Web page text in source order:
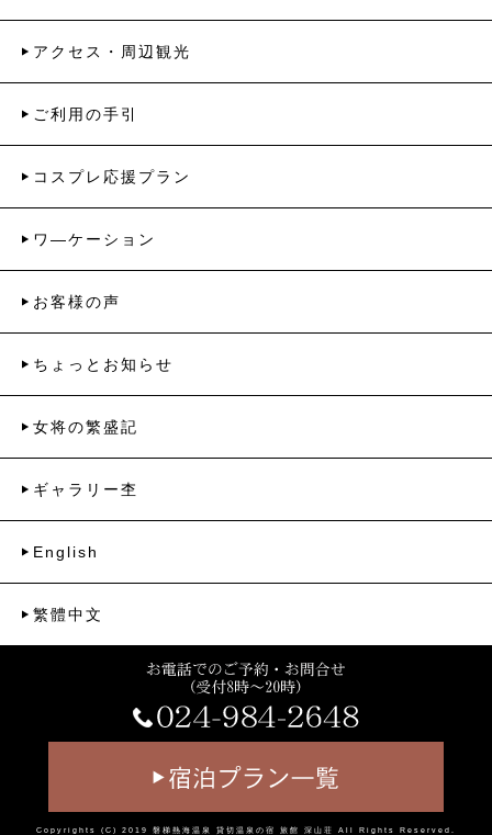
アクセス・周辺観光
ご利用の手引
コスプレ応援プラン
ワ―ケーション
お客様の声
ちょっとお知らせ
女将の繁盛記
ギャラリー杢
English
繁體中文
Copyrights (C) 2019 磐梯熱海温泉 貸切温泉の宿 旅館 深山荘 All Rights Reserved.